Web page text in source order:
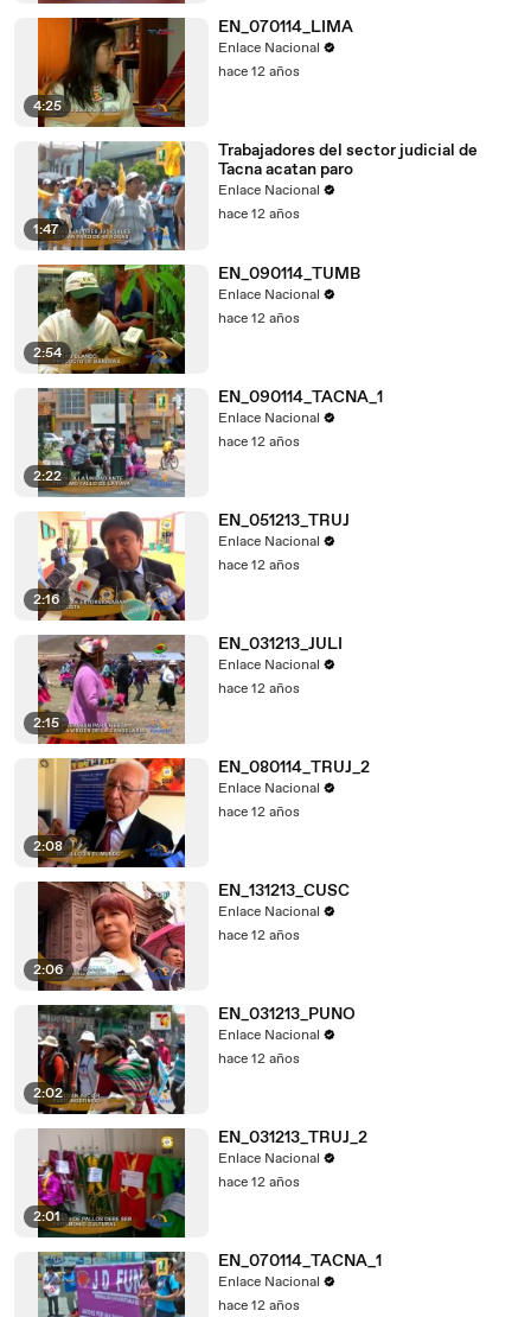
4:25
EN_070114_LIMA
Enlace Nacional
hace 12 años
1:47
Trabajadores del sector judicial de
Tacna acatan paro
Enlace Nacional
hace 12 años
2:54
EN_090114_TUMB
Enlace Nacional
hace 12 años
2:22
EN_090114_TACNA_1
Enlace Nacional
hace 12 años
2:16
EN_051213_TRUJ
Enlace Nacional
hace 12 años
2:15
EN_031213_JULI
Enlace Nacional
hace 12 años
2:08
EN_080114_TRUJ_2
Enlace Nacional
hace 12 años
2:06
EN_131213_CUSC
Enlace Nacional
hace 12 años
2:02
EN_031213_PUNO
Enlace Nacional
hace 12 años
2:01
EN_031213_TRUJ_2
Enlace Nacional
hace 12 años
EN_070114_TACNA_1
Enlace Nacional
hace 12 años